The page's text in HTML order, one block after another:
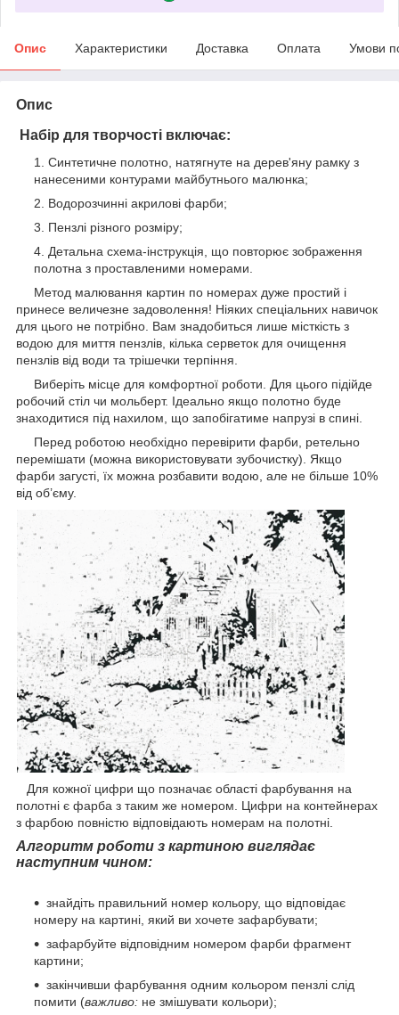
Опис Характеристики Доставка Оплата Умови
Опис
Набір для творчості включає:
Синтетичне полотно, натягнуте на дерев'яну рамку з
нанесеними контурами майбутнього малюнка;
Водорозчинні акрилові фарби;
Пензлі різного розміру;
Детальна схема-інструкція, що повторює зображення
полотна з проставленими номерами.
Метод малювання картин по номерах дуже простий і
принесе величезне задоволення! Ніяких спеціальних навичок
для цього не потрібно. Вам знадобиться лише місткість з
водою для миття пензлів, кілька серветок для очищення
пензлів від води та трішечки терпіння.
Виберіть місце для комфортної роботи. Для цього підійде
робочий стіл чи мольберт. Ідеально якщо полотно буде
знаходитися під нахилом, що запобігатиме напрузі в спині.
Перед роботою необхідно перевірити фарби, ретельно
перемішати (можна використовувати зубочистку). Якщо
фарби загусті, їх можна розбавити водою, але не більше 10%
від об’єму.
Для кожної цифри що позначає області фарбування на
полотні є фарба з таким же номером. Цифри на контейнерах
з фарбою повністю відповідають номерам на полотні.
Алгоритм роботи з картиною виглядає
наступним чином:
знайдіть правильний номер кольору, що відповідає
номеру на картині, який ви хочете зафарбувати;
зафарбуйте відповідним номером фарби фрагмент
картини;
закінчивши фарбування одним кольором пензлі слід
помити (важливо: не змішувати кольори);